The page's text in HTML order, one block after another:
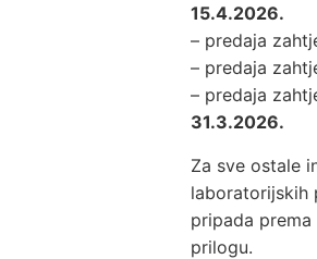
15.4.2026.
– predaja
– predaja
– predaja
31.3.2026.
Za sve ostale
laboratorijskih
pripada
prilogu.